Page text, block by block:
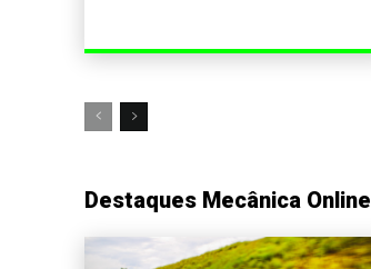
Destaques Mecânica Online